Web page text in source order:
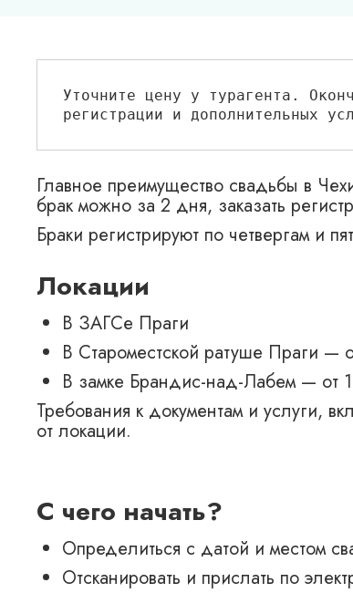
Уточните цену у турагента.
регистрации и дополнительных
Главное преимущество свадьбы в
брак можно за 2 дня, заказать
Браки регистрируют по четвергам и
Локации
В ЗАГСе Праги
В Староместской ратуше Праги —
В замке Брандис-над-Лабем — от
Требования к документам и услуги,
от локации.
С чего начать?
Определиться с датой и местом
Отсканировать и прислать по